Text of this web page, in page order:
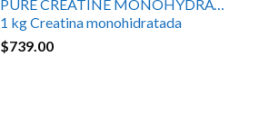
PURE CREATINE MONOHYDRATE
1 kg Creatina monohidratada
$739.00